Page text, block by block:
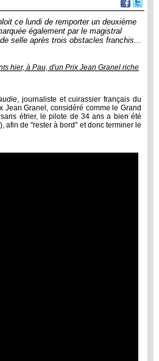
ce lundi de remporter un deuxième
également par le magistral
selle après trois obstacles franchis...
hier, à Pau, d'un Prix Jean Granel riche
, journaliste et cuirassier français du
Granel, considéré comme le Grand
étrier, le pilote de 34 ans a bien été
afin de "rester à bord" et donc terminer le